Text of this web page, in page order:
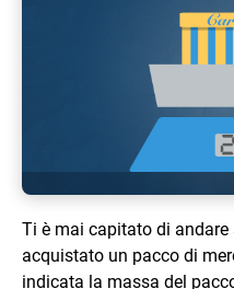
Ti è mai capitato di andare
acquistato un pacco di
indicata la massa del